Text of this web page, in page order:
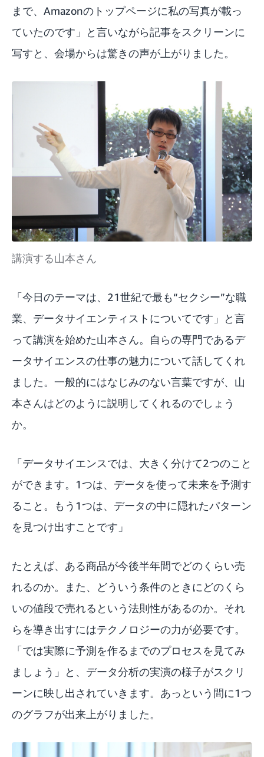
まで、Amazonのトップページに私の写真が載っ
ていたのです」と言いながら記事をスクリーンに
写すと、会場からは驚きの声が上がりました。
講演する山本さん
「今日のテーマは、21世紀で最も“セクシー”な職
業、データサイエンティストについてです」と言
って講演を始めた山本さん。自らの専門であるデ
ータサイエンスの仕事の魅力について話してくれ
ました。一般的にはなじみのない言葉ですが、山
本さんはどのように説明してくれるのでしょう
か。
「データサイエンスでは、大きく分けて2つのこと
ができます。1つは、データを使って未来を予測す
ること。もう1つは、データの中に隠れたパターン
を見つけ出すことです」
たとえば、ある商品が今後半年間でどのくらい売
れるのか。また、どういう条件のときにどのくら
いの値段で売れるという法則性があるのか。それ
らを導き出すにはテクノロジーの力が必要です。
「では実際に予測を作るまでのプロセスを見てみ
ましょう」と、データ分析の実演の様子がスクリ
ーンに映し出されていきます。あっという間に1つ
のグラフが出来上がりました。